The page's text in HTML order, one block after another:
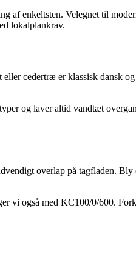
af enkeltsten. Velegnet til
lokalplankrav.
cedertræ er klassisk dansk og
og laver altid vandtæt
overlap på tagfladen. Bly
vi også med KC100/0/600.